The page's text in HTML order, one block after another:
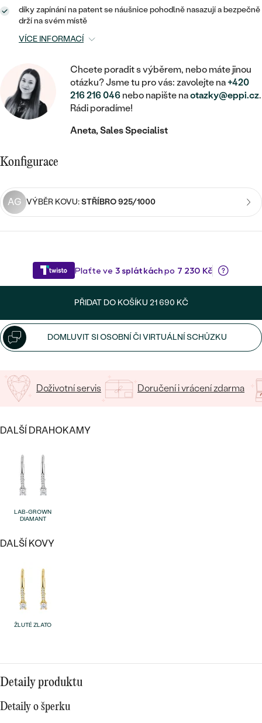
RUČNĚ RYTÉ
S VÝPLNÍ
DLE CENY
CENOVĚ DOSTUPNÉ
Nejprodávanější
snubní prsteny
PROHLÉDNOUT
ZAČÍT S LAB-GROWN DIAMANTEM
ZAČÍT S BAREVNÝM DIAMANTEM
DLE DRAHOKAMU
DIAMANT
LAB-GROWN DIAMANT
MOISSANIT
BAREVNÝ DIAMANT
ČERNÝ DIAMANT
DRAHOKAM
ZLATO
STŘÍBRO
DĚTSKÉ ŠPERKY
BROŽE
DOPLŇKY
DLE MATERIÁLU
STŘÍBRO
PLATINA
DLE KAMENE
S DRAHOKAMY
S PERLAMI
DLE STYLU
PERSONALIZOVANÉ
SYMBOLICKÉ
MINIMALISTICKÉ
PODLE PŘÍLEŽITOSTI
PODLE BARVY
PODLE TVARU KAMENE
NA MÍRU
DIAMANTY
DĚTSKÉ
PIERCING
DLE KAMENE
S DIAMANTY
S DRAHOKAMY
S PERLAMI
DLE CENY
CENOVĚ DOSTUPNÉ
Nejprodávanější
náušnice
MEDAILONKY
ŘETÍZKY
VE TVARU SRDCE
SE ZVÍŘATY
S DIAMANTY
S DRAHOKAMY
CENOVĚ DOSTUPNÉ
Personalizované
přívěsky
PERSONALIZOVANÉ
DLE DRAHOKAMU
S PERLAMI
CENOVĚ DOSTUPNÉ
Nejprodávanější
prsteny
díky zapínání na patent se náušnice pohodlně nasazují a bezpečně
drží na svém místě
VÍCE INFORMACÍ
Chcete poradit s výběrem, nebo máte jinou
otázku? Jsme tu pro vás: zavolejte na+420
216 216 046 nebo napište naotazky@eppi.cz.
Rádi poradíme!
Aneta, Sales Specialist
Konfigurace
AG VÝBĚR KOVU:STŘÍBRO 925/1000
PŘIDAT DO KOŠÍKU 21 690 KČ
DOMLUVIT SI OSOBNÍ ČI VIRTUÁLNÍ SCHŮZKU
Doživotní servis Doručení i vrácení zdarma
DALŠÍ DRAHOKAMY
LAB-GROWN
DIAMANT
DALŠÍ KOVY
ŽLUTÉ ZLATO
Detaily produktu
Detaily o šperku